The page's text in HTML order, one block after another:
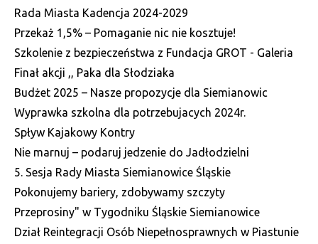
Rada Miasta Kadencja 2024-2029
Przekaż 1,5% – Pomaganie nic nie kosztuje!
Szkolenie z bezpieczeństwa z Fundacja GROT - Galeria
Finał akcji ,, Paka dla Słodziaka
Budżet 2025 – Nasze propozycje dla Siemianowic
Wyprawka szkolna dla potrzebujacych 2024r.
Spływ Kajakowy Kontry
Nie marnuj – podaruj jedzenie do Jadłodzielni
5. Sesja Rady Miasta Siemianowice Śląskie
Pokonujemy bariery, zdobywamy szczyty
Przeprosiny" w Tygodniku Śląskie Siemianowice
Dział Reintegracji Osób Niepełnosprawnych w Piastunie